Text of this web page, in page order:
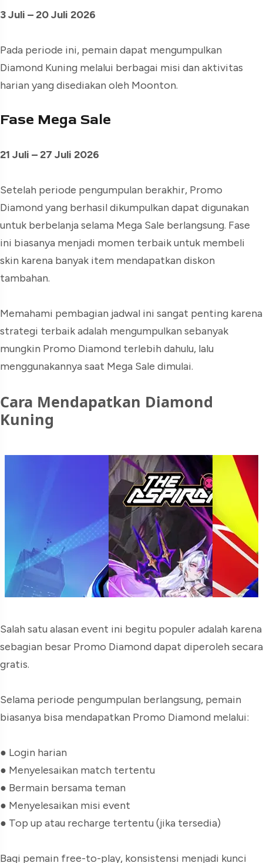
3 Juli – 20 Juli 2026
Pada periode ini, pemain dapat mengumpulkan
Diamond Kuning melalui berbagai misi dan aktivitas
harian yang disediakan oleh Moonton.
Fase Mega Sale
21 Juli – 27 Juli 2026
Setelah periode pengumpulan berakhir, Promo
Diamond yang berhasil dikumpulkan dapat digunakan
untuk berbelanja selama Mega Sale berlangsung. Fase
ini biasanya menjadi momen terbaik untuk membeli
skin karena banyak item mendapatkan diskon
tambahan.
Memahami pembagian jadwal ini sangat penting karena
strategi terbaik adalah mengumpulkan sebanyak
mungkin Promo Diamond terlebih dahulu, lalu
menggunakannya saat Mega Sale dimulai.
Cara Mendapatkan Diamond
Kuning
Salah satu alasan event ini begitu populer adalah karena
sebagian besar Promo Diamond dapat diperoleh secara
gratis.
Selama periode pengumpulan berlangsung, pemain
biasanya bisa mendapatkan Promo Diamond melalui:
● Login harian
● Menyelesaikan match tertentu
● Bermain bersama teman
● Menyelesaikan misi event
● Top up atau recharge tertentu (jika tersedia)
Bagi pemain free-to-play, konsistensi menjadi kunci